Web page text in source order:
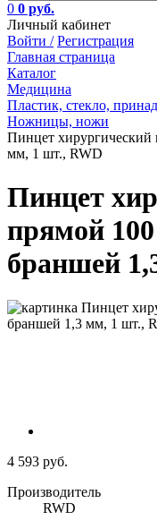
0 0 руб.
Личный кабинет
Войти / Регистрация
Главная страница
Каталог
Медицина
Пластик, стекло,
Ножницы, ножи
Пинцет
мм, 1 шт., RWD
Пинцет
прямой
браншей
4 593 руб.
Производитель
RWD